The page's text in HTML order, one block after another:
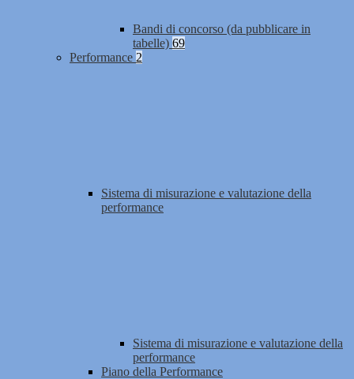
Bandi di concorso (da pubblicare in
tabelle) 69
Performance 2
Sistema di misurazione e valutazione della
performance
Sistema di misurazione e valutazione della
performance
Piano della Performance